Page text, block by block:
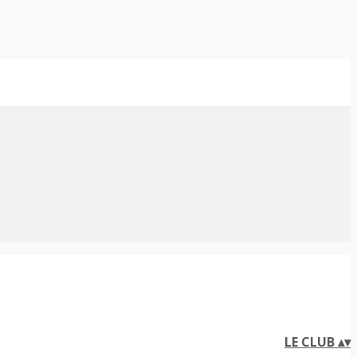
LE CLUB▴▾